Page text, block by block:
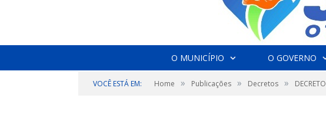
O MUNICÍPIO O GOVERNO
VOCÊ ESTÁ EM: Home » Publicações » Decretos »